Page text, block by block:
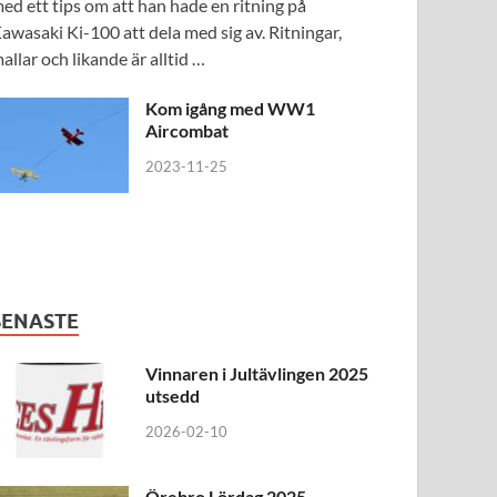
ett tips om att han hade en ritning på
Ki-100 att dela med sig av. Ritningar,
och likande är alltid …
Kom igång med WW1
Aircombat
2023-11-25
Vinnaren i Jultävlingen 2025
utsedd
2026-02-10